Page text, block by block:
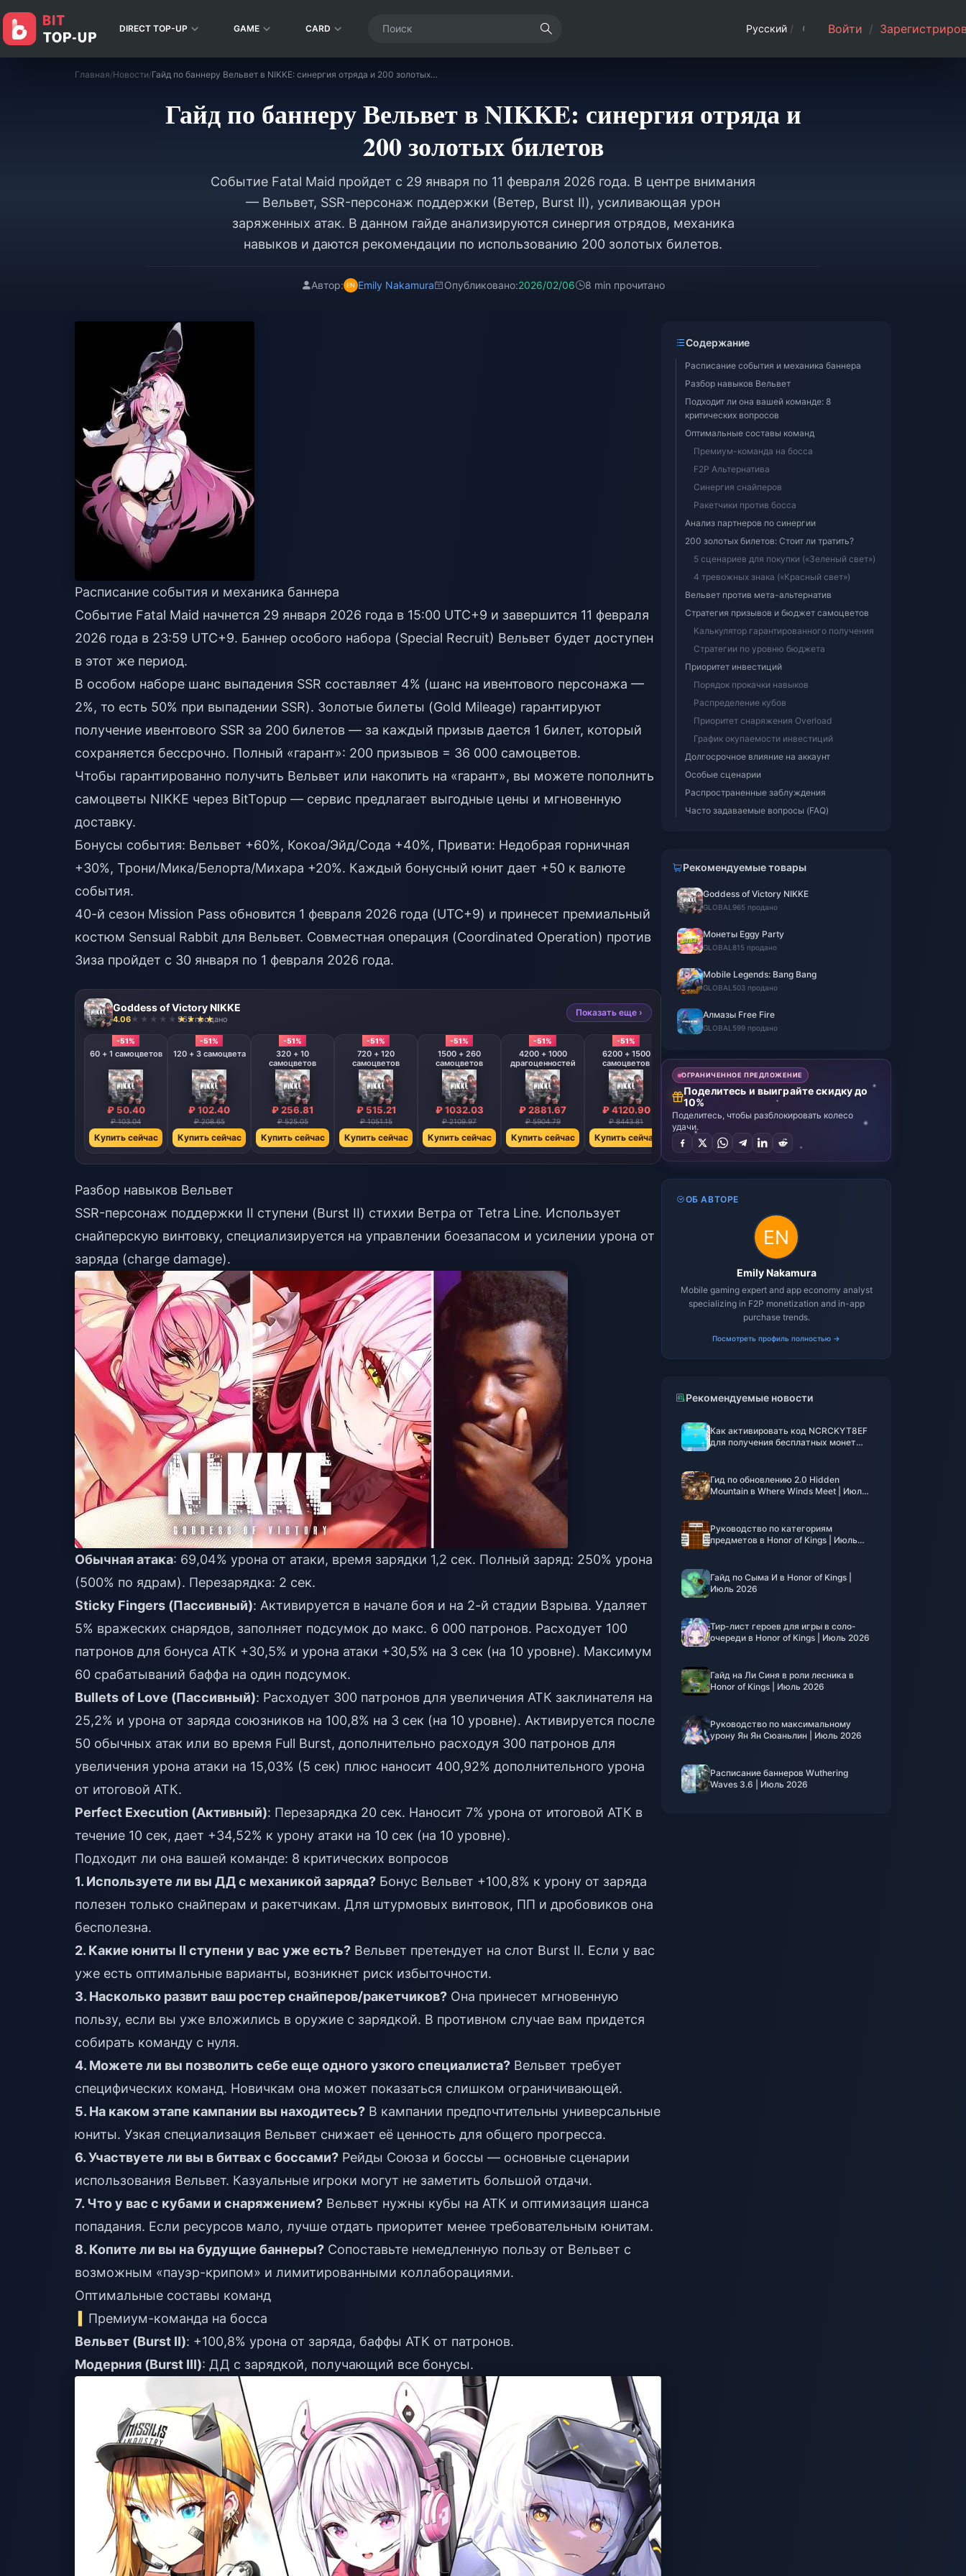
DIRECT TOP-UP GAME CARD Русский / Войти /
Главная/Новости/ Гайд по баннеру Вельвет в NIKKE: синергия отряда и 200 золотых билетов
Гайд по баннеру Вельвет в NIKKE: синергия отряда и
200 золотых билетов
Событие Fatal Maid пройдет с 29 января по 11 февраля 2026 года. В центре внимания
— Вельвет, SSR-персонаж поддержки (Ветер, Burst II), усиливающая урон
заряженных атак. В данном гайде анализируются синергия отрядов, механика
навыков и даются рекомендации по использованию 200 золотых билетов.
Автор: Emily Nakamura Опубликовано:2026/02/06 8 min прочитано
Расписание события и механика баннера
Событие Fatal Maid начнется 29 января 2026 года в 15:00 UTC+9 и завершится 11 февраля
2026 года в 23:59 UTC+9. Баннер особого набора (Special Recruit) Вельвет будет доступен
в этот же период.
В особом наборе шанс выпадения SSR составляет 4% (шанс на ивентового персонажа —
2%, то есть 50% при выпадении SSR). Золотые билеты (Gold Mileage) гарантируют
получение ивентового SSR за 200 билетов — за каждый призыв дается 1 билет, который
сохраняется бессрочно. Полный «гарант»: 200 призывов = 36 000 самоцветов.
Чтобы гарантированно получить Вельвет или накопить на «гарант», вы можете пополнить
самоцветы NIKKE через BitTopup — сервис предлагает выгодные цены и мгновенную
доставку.
Бонусы события: Вельвет +60%, Кокоа/Эйд/Сода +40%, Привати: Недобрая горничная
+30%, Трони/Мика/Белорта/Михара +20%. Каждый бонусный юнит дает +50 к валюте
события.
40-й сезон Mission Pass обновится 1 февраля 2026 года (UTC+9) и принесет премиальный
костюм Sensual Rabbit для Вельвет. Совместная операция (Coordinated Operation) против
Зиза пройдет с 30 января по 1 февраля 2026 года.
Goddess of Victory NIKKE
4.06 965 продано
Показать еще ›
-51%
60 + 1 самоцветов
₽ 50.40
₽ 103.04
Купить сейчас
-51%
120 + 3 самоцвета
₽ 102.40
₽ 208.65
Купить сейчас
-51%
320 + 10
самоцветов
₽ 256.81
₽ 525.05
Купить сейчас
-51%
720 + 120
самоцветов
₽ 515.21
₽ 1051.15
Купить сейчас
-51%
1500 + 260
самоцветов
₽ 1032.03
₽ 2109.97
Купить сейчас
-51%
4200 + 1000
драгоценностей
₽ 2881.67
₽ 5904.79
Купить сейчас
-51%
6200 + 1500
самоцветов
₽ 4120.90
₽ 8443.81
Купить сейчас
Разбор навыков Вельвет
SSR-персонаж поддержки II ступени (Burst II) стихии Ветра от Tetra Line. Использует
снайперскую винтовку, специализируется на управлении боезапасом и усилении урона от
заряда (charge damage).
Обычная атака: 69,04% урона от атаки, время зарядки 1,2 сек. Полный заряд: 250% урона
(500% по ядрам). Перезарядка: 2 сек.
Sticky Fingers (Пассивный): Активируется в начале боя и на 2-й стадии Взрыва. Удаляет
5% вражеских снарядов, заполняет подсумок до макс. 6 000 патронов. Расходует 100
патронов для бонуса АТК +30,5% и урона атаки +30,5% на 3 сек (на 10 уровне). Максимум
60 срабатываний баффа на один подсумок.
Bullets of Love (Пассивный): Расходует 300 патронов для увеличения АТК заклинателя на
25,2% и урона от заряда союзников на 100,8% на 3 сек (на 10 уровне). Активируется после
50 обычных атак или во время Full Burst, дополнительно расходуя 300 патронов для
увеличения урона атаки на 15,03% (5 сек) плюс наносит 400,92% дополнительного урона
от итоговой АТК.
Perfect Execution (Активный): Перезарядка 20 сек. Наносит 7% урона от итоговой АТК в
течение 10 сек, дает +34,52% к урону атаки на 10 сек (на 10 уровне).
Подходит ли она вашей команде: 8 критических вопросов
1. Используете ли вы ДД с механикой заряда? Бонус Вельвет +100,8% к урону от заряда
полезен только снайперам и ракетчикам. Для штурмовых винтовок, ПП и дробовиков она
бесполезна.
2. Какие юниты II ступени у вас уже есть? Вельвет претендует на слот Burst II. Если у вас
уже есть оптимальные варианты, возникнет риск избыточности.
3. Насколько развит ваш ростер снайперов/ракетчиков? Она принесет мгновенную
пользу, если вы уже вложились в оружие с зарядкой. В противном случае вам придется
собирать команду с нуля.
4. Можете ли вы позволить себе еще одного узкого специалиста? Вельвет требует
специфических команд. Новичкам она может показаться слишком ограничивающей.
5. На каком этапе кампании вы находитесь? В кампании предпочтительны универсальные
юниты. Узкая специализация Вельвет снижает её ценность для общего прогресса.
6. Участвуете ли вы в битвах с боссами? Рейды Союза и боссы — основные сценарии
использования Вельвет. Казуальные игроки могут не заметить большой отдачи.
7. Что у вас с кубами и снаряжением? Вельвет нужны кубы на АТК и оптимизация шанса
попадания. Если ресурсов мало, лучше отдать приоритет менее требовательным юнитам.
8. Копите ли вы на будущие баннеры? Сопоставьте немедленную пользу от Вельвет с
возможным «пауэр-крипом» и лимитированными коллаборациями.
Оптимальные составы команд
Премиум-команда на босса
Вельвет (Burst II): +100,8% урона от заряда, баффы АТК от патронов.
Модерния (Burst III): ДД с зарядкой, получающий все бонусы.
Содержание
Расписание события и механика баннера
Разбор навыков Вельвет
Подходит ли она вашей команде: 8
критических вопросов
Оптимальные составы команд
Премиум-команда на босса
F2P Альтернатива
Синергия снайперов
Ракетчики против босса
Анализ партнеров по синергии
200 золотых билетов: Стоит ли тратить?
5 сценариев для покупки («Зеленый свет»)
4 тревожных знака («Красный свет»)
Вельвет против мета-альтернатив
Стратегия призывов и бюджет самоцветов
Калькулятор гарантированного получения
Стратегии по уровню бюджета
Приоритет инвестиций
Порядок прокачки навыков
Распределение кубов
Приоритет снаряжения Overload
График окупаемости инвестиций
Долгосрочное влияние на аккаунт
Особые сценарии
Распространенные заблуждения
Часто задаваемые вопросы (FAQ)
Рекомендуемые товары
Goddess of Victory NIKKE
GLOBAL 965 продано
Монеты Eggy Party
GLOBAL 815 продано
Mobile Legends: Bang Bang
GLOBAL 503 продано
Алмазы Free Fire
GLOBAL 599 продано
ОГРАНИЧЕННОЕ ПРЕДЛОЖЕНИЕ
Поделитесь и выиграйте скидку до
10%
Поделитесь, чтобы разблокировать колесо
удачи.
ОБ АВТОРЕ
Emily Nakamura
Mobile gaming expert and app economy analyst
specializing in F2P monetization and in-app
purchase trends.
Посмотреть профиль полностью →
Рекомендуемые новости
Как активировать код NCRCKYT8EF
для получения бесплатных монет
Гид по обновлению 2.0 Hidden
Mountain в Where Winds Meet | Июль
Руководство по категориям
предметов в Honor of Kings | Июль
Гайд по Сыма И в Honor of Kings |
Июль 2026
Тир-лист героев для игры в соло-
очереди в Honor of Kings | Июль 2026
Гайд на Ли Синя в роли лесника в
Honor of Kings | Июль 2026
Руководство по максимальному
урону Ян Ян Сюаньлин | Июль 2026
Расписание баннеров Wuthering
Waves 3.6 | Июль 2026